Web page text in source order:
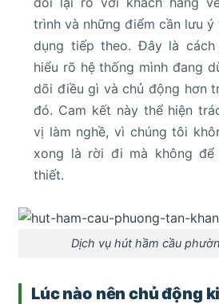
trình và những điểm cần lưu
dụng tiếp theo. Đây là cách
hiểu rõ hệ thống mình đang
dõi điều gì và chủ động hơn
đó. Cam kết này thể hiện
vị làm nghề, vì chúng tôi
xong là rời đi mà không
thiết.
Dịch vụ hút hầm cầu
Lúc nào nên chủ động